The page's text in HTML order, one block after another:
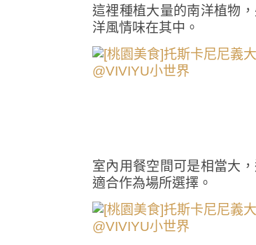
這裡種植大量的南洋植物
洋風情味在其中。
室內用餐空間可是相當大
適合作為場所選擇。